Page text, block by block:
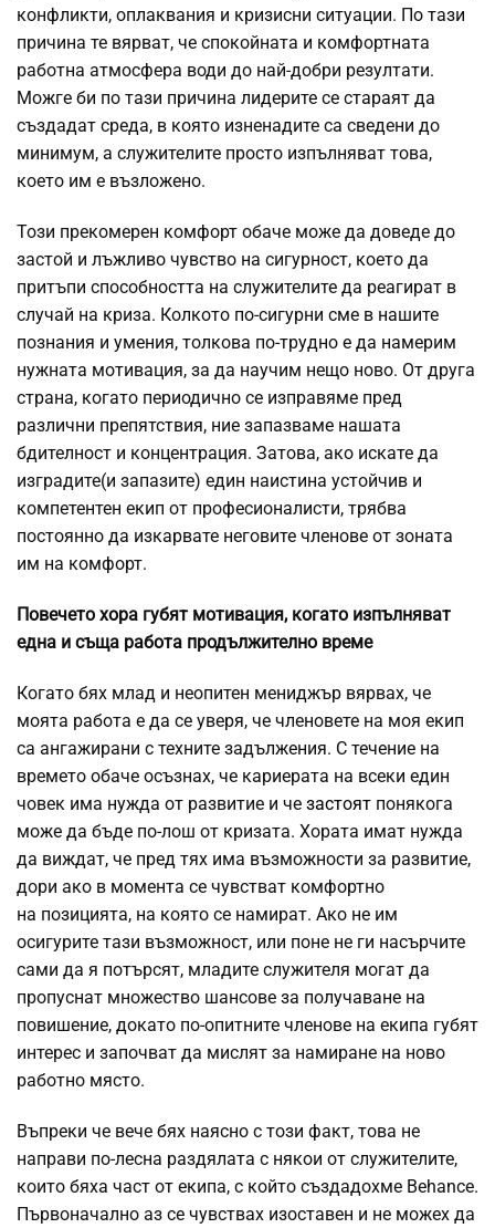
конфликти, оплаквания и кризисни ситуации. По тази
причина те вярват, че спокойната и комфортната
работна атмосфера води до най-добри резултати.
Можге би по тази причина лидерите се стараят да
създадат среда, в която изненадите са сведени до
минимум, а служителите просто изпълняват това,
което им е възложено.
Този прекомерен комфорт обаче може да доведе до
застой и лъжливо чувство на сигурност, което да
притъпи способността на служителите да реагират в
случай на криза. Колкото по-сигурни сме в нашите
познания и умения, толкова по-трудно е да намерим
нужната мотивация, за да научим нещо ново. От друга
страна, когато периодично се изправяме пред
различни препятствия, ние запазваме нашата
бдителност и концентрация. Затова, ако искате да
изградите(и запазите) един наистина устойчив и
компетентен екип от професионалисти, трябва
постоянно да изкарвате неговите членове от зоната
им на комфорт.
Повечето хора губят мотивация, когато изпълняват
една и съща работа продължително време
Когато бях млад и неопитен мениджър вярвах, че
моята работа е да се уверя, че членовете на моя екип
са ангажирани с техните задължения. С течение на
времето обаче осъзнах, че кариерата на всеки един
човек има нужда от развитие и че застоят понякога
може да бъде по-лош от кризата. Хората имат нужда
да виждат, че пред тях има възможности за развитие,
дори ако в момента се чувстват комфортно
на позицията, на която се намират. Ако не им
осигурите тази възможност, или поне не ги насърчите
сами да я потърсят, младите служителя могат да
пропуснат множество шансове за получаване на
повишение, докато по-опитните членове на екипа губят
интерес и започват да мислят за намиране на ново
работно място.
Въпреки че вече бях наясно с този факт, това не
направи по-лесна раздялата с някои от служителите,
които бяха част от екипа, с който създадохме Behance.
Първоначално аз се чувствах изоставен и не можех да